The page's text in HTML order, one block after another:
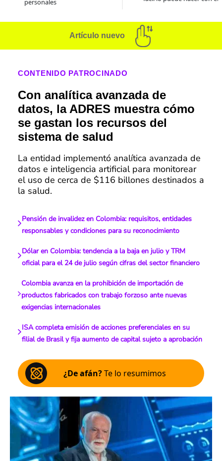
Artículo nuevo
CONTENIDO PATROCINADO
Con analítica avanzada de
datos, la ADRES muestra cómo
se gastan los recursos del
sistema de salud
La entidad implementó analítica avanzada de
datos e inteligencia artificial para monitorear
el uso de cerca de $116 billones destinados a
la salud.
Pensión de invalidez en Colombia: requisitos, entidades
responsables y condiciones para su reconocimiento
Dólar en Colombia: tendencia a la baja en julio y TRM
oficial para el 24 de julio según cifras del sector financiero
Colombia avanza en la prohibición de importación de
productos fabricados con trabajo forzoso ante nuevas
exigencias internacionales
ISA completa emisión de acciones preferenciales en su
filial de Brasil y fija aumento de capital sujeto a aprobación
¿De afán?Te lo resumimos